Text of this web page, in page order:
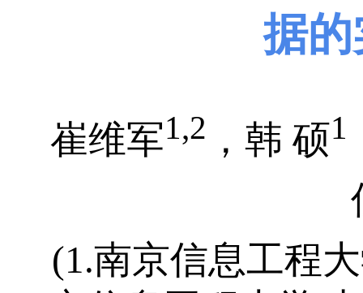
据
崔维军1,2 ，韩 硕1
(1.南京信息工程